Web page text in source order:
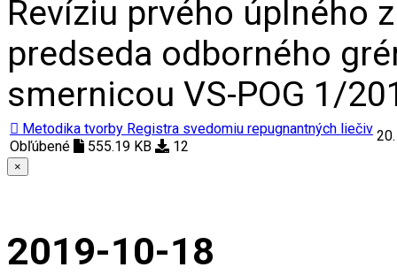
Revíziu prvého úplného
predseda odborného
smernicou VS-POG 1/
Metodika tvorby Registra svedomiu repugnantných liečiv
Obľúbené
555.19 KB 12
×
2019-10-18